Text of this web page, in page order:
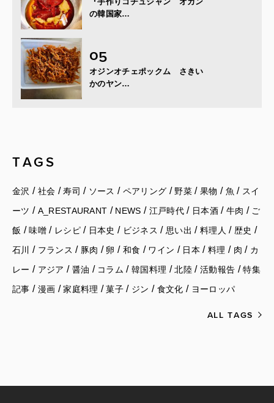
の韓国家…
オジンオチェポックム さきい
かのヤン…
TAGS
金沢 / 社会 /寿司 / ソース / ペアリング / 野菜/ 果物 / 魚 / スイ
ーツ / A_RESTAURANT / NEWS / 江戸時代/ 日本酒/ 牛肉 / ご
飯 /味噌/ レシピ/ 日本史 / ビジネス / 思い出 / 料理人 / 歴史 /
石川 / フランス / 豚肉 / 卵 / 和食 / ワイン / 日本 / 料理 / 肉 / カ
レー / アジア / 醤油 / コラム /韓国料理 /北陸/ 活動報告 /特集
記事 / 漫画 /家庭料理 /菓子 / ジン / 食文化 / ヨーロッパ
ALL TAGS